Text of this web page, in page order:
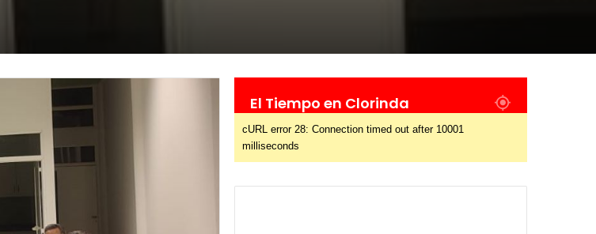
El Tiempo en Clorinda
cURL error 28: Connection timed out after 10001
milliseconds